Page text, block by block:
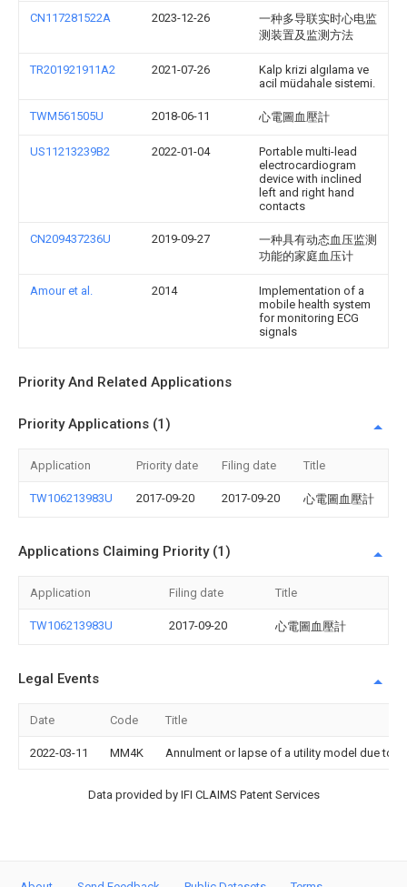
CN117281522A 2023-12-26
一种多导联实时心电监
测装置及监测方法
TR201921911A2 2021-07-26
Kalp krizi algılama ve
acil müdahale sistemi.
TWM561505U 2018-06-11 心電圖血壓計
US11213239B2 2022-01-04
Portable multi-lead
electrocardiogram
device with inclined
left and right hand
contacts
CN209437236U 2019-09-27
一种具有动态血压监测
功能的家庭血压计
Amour et al. 2014
Implementation of a
mobile health system
for monitoring ECG
signals
Priority And Related Applications
Priority Applications (1)
Application Priority date Filing date Title
TW106213983U 2017-09-20 2017-09-20 心電圖血壓計
Applications Claiming Priority (1)
Application Filing date Title
TW106213983U 2017-09-20 心電圖血壓計
Legal Events
Date Code Title
2022-03-11 MM4K Annulment or lapse of a utility model due to
Data provided by IFI CLAIMS Patent Services